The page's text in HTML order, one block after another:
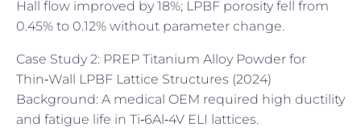
Hall flow improved by 18%; LPBF porosity fell from
0.45% to 0.12% without parameter change.
Case Study 2: PREP Titanium Alloy Powder for
Thin‑Wall LPBF Lattice Structures (2024)
Background: A medical OEM required high ductility
and fatigue life in Ti‑6Al‑4V ELI lattices.